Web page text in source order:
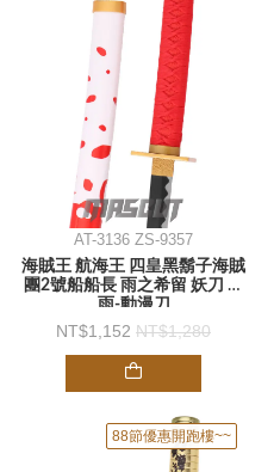
AT-3136 ZS-9357
海賊王 航海王 四皇黑鬍子海賊
團2號船船長 雨之希留 妖刀 雷
雨-動漫刀
1,152 1,280
88節優惠開跑樓~~